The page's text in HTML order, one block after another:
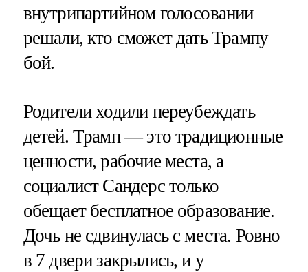
внутрипартийном голосовании
решали, кто сможет дать Трампу
бой.
Родители ходили переубеждать
детей. Трамп — это традиционные
ценности, рабочие места, а
социалист Сандерс только
обещает бесплатное образование.
Дочь не сдвинулась с места. Ровно
в 7 двери закрылись, и у